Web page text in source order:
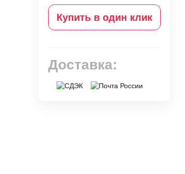
Купить в один клик
Доставка: